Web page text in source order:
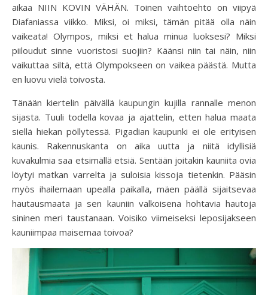
aikaa NIIN KOVIN VÄHÄN. Toinen vaihtoehto on viipyä
Diafaniassa viikko. Miksi, oi miksi, tämän pitää olla näin
vaikeata! Olympos, miksi et halua minua luoksesi? Miksi
piiloudut sinne vuoristosi suojiin? Käänsi niin tai näin, niin
vaikuttaa siltä, että Olympokseen on vaikea päästä. Mutta
en luovu vielä toivosta.
Tänään kiertelin päivällä kaupungin kujilla rannalle menon
sijasta. Tuuli todella kovaa ja ajattelin, etten halua maata
siellä hiekan pöllytessä. Pigadian kaupunki ei ole erityisen
kaunis. Rakennuskanta on aika uutta ja niitä idyllisiä
kuvakulmia saa etsimällä etsiä. Sentään joitakin kauniita ovia
löytyi matkan varrelta ja suloisia kissoja tietenkin. Pääsin
myös ihailemaan upealla paikalla, mäen päällä sijaitsevaa
hautausmaata ja sen kauniin valkoisena hohtavia hautoja
sininen meri taustanaan. Voisiko viimeiseksi leposijakseen
kauniimpaa maisemaa toivoa?